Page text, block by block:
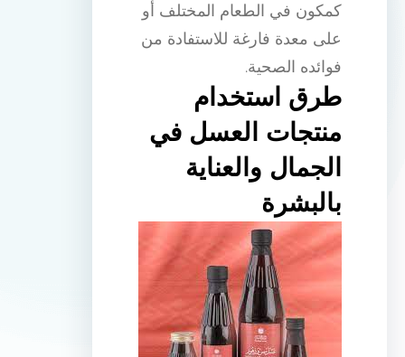
كمكون في الطعام المختلف أو
على معدة فارغة للاستفادة من
فوائده الصحية.
طرق استخدام
منتجات العسل في
الجمال والعناية
بالبشرة